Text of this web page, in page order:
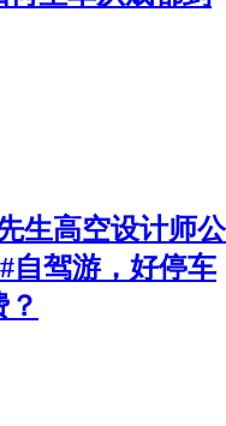
生高空设计师公
自驾游，好停车